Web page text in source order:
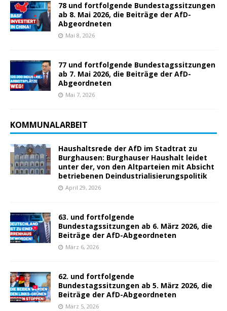
78 und fortfolgende Bundestagssitzungen
ab 8. Mai 2026, die Beiträge der AfD-
Abgeordneten
Mai 8, 2026
77 und fortfolgende Bundestagssitzungen
ab 7. Mai 2026, die Beiträge der AfD-
Abgeordneten
Mai 7, 2026
KOMMUNALARBEIT
Haushaltsrede der AfD im Stadtrat zu
Burghausen: Burghauser Haushalt leidet
unter der, von den Altparteien mit Absicht
betriebenen Deindustrialisierungspolitik
April 29, 2026
63. und fortfolgende
Bundestagssitzungen ab 6. März 2026, die
Beiträge der AfD-Abgeordneten
März 6, 2026
62. und fortfolgende
Bundestagssitzungen ab 5. März 2026, die
Beiträge der AfD-Abgeordneten
März 5, 2026